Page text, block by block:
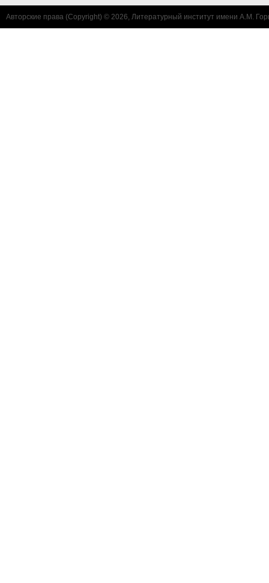
Авторские права (Copyright) © 2026, Литературный институт имени А.М.